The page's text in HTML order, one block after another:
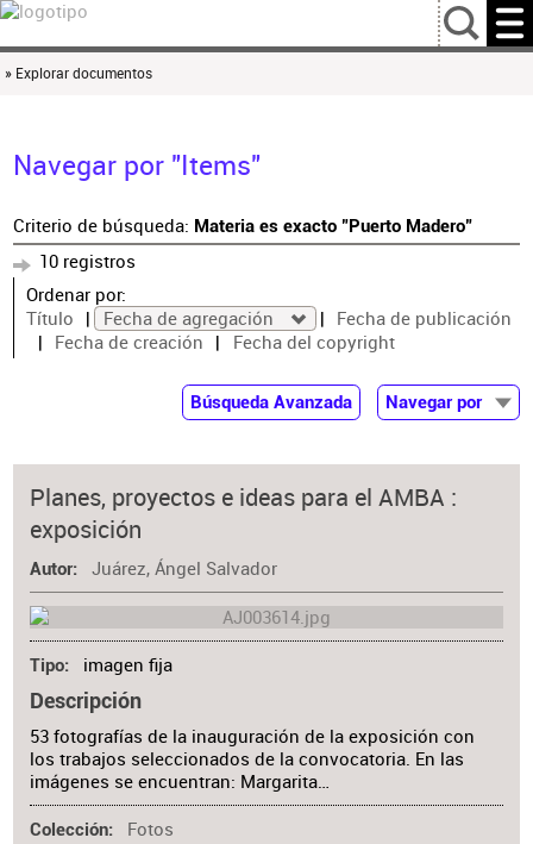
…
» Explorar documentos
Navegar por "Items"
Criterio de búsqueda: Materia es exacto "Puerto Madero"
10 registros
Ordenar por:
Título
Fecha de agregación
Fecha de publicación
Fecha de creación
Fecha del copyright
Búsqueda Avanzada
Navegar por
Autor
Colaborador
Planes, proyectos e ideas para el AMBA :
exposición
Autor Juárez, Ángel Salvador
Tipo imagen fija
Descripción
53 fotografías de la inauguración de la exposición con
los trabajos seleccionados de la convocatoria. En las
imágenes se encuentran: Margarita…
Colección Fotos